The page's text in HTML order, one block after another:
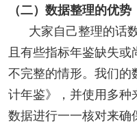
（二）数据整理的优势
大家自己整理的话
且有些指标年鉴缺失
不完整的情形。我们
计年鉴》，并使用多
数据进行一一核对来